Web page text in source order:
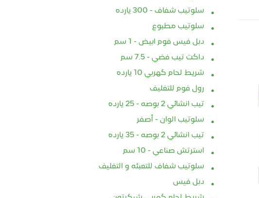
سلوتيب شفاف - 300 يارده
سلوتيب مطبوع
دبل فيس فوم ابيض - 1 سم
داكت تيب فضي - 7.5 سم
شريط لحام كهربي 10 يارده
رول فوم للتغليف
تيب انشائي 2 بوصه - 25 يارده
سلوتيب الوان - أصفر
تيب انشائي 2 بوصه - 35 يارده
استرتش صناعي - 10 سم
سلوتيب شفاف للتعبئه و التغليف
دبل فيس